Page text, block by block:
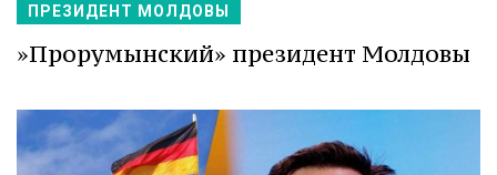
ПРЕЗИДЕНТ МОЛДОВЫ
»Прорумынский» президент Молдовы